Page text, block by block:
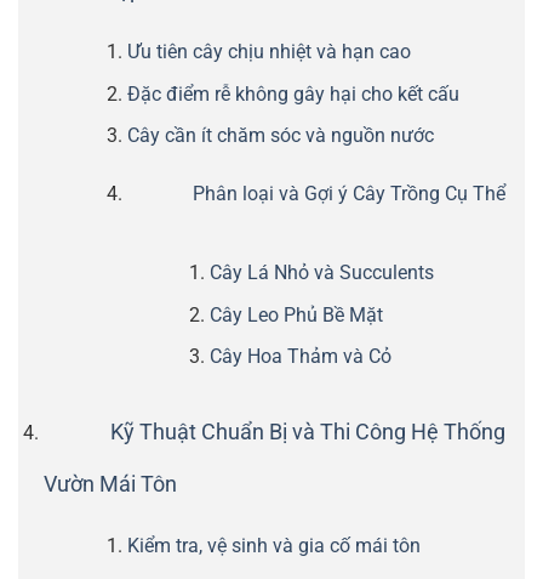
Ưu tiên cây chịu nhiệt và hạn cao
Đặc điểm rễ không gây hại cho kết cấu
Cây cần ít chăm sóc và nguồn nước
Phân loại và Gợi ý Cây Trồng Cụ Thể
Cây Lá Nhỏ và Succulents
Cây Leo Phủ Bề Mặt
Cây Hoa Thảm và Cỏ
Kỹ Thuật Chuẩn Bị và Thi Công Hệ Thống
Vườn Mái Tôn
Kiểm tra, vệ sinh và gia cố mái tôn